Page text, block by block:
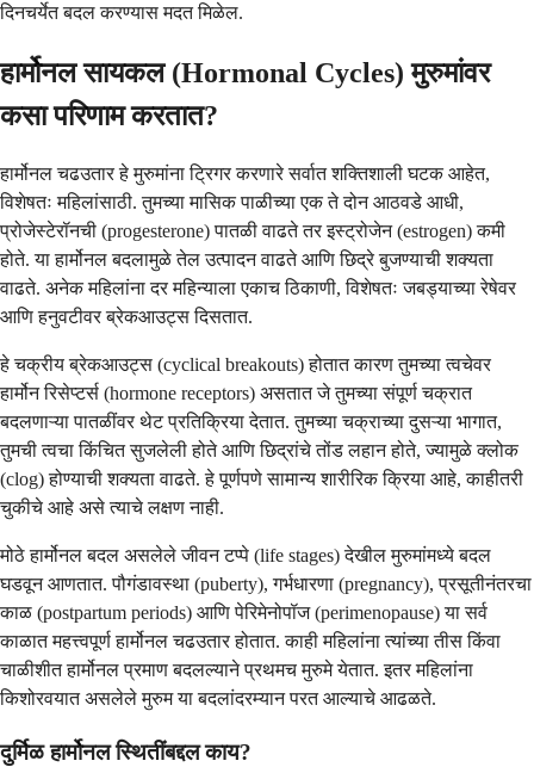
दिनचर्येत बदल करण्यास मदत मिळेल.
हार्मोनल सायकल (Hormonal Cycles) मुरुमांवर
कसा परिणाम करतात?
हार्मोनल चढउतार हे मुरुमांना ट्रिगर करणारे सर्वात शक्तिशाली घटक आहेत,
विशेषतः महिलांसाठी. तुमच्या मासिक पाळीच्या एक ते दोन आठवडे आधी,
प्रोजेस्टेरॉनची (progesterone) पातळी वाढते तर इस्ट्रोजेन (estrogen) कमी
होते. या हार्मोनल बदलामुळे तेल उत्पादन वाढते आणि छिद्रे बुजण्याची शक्यता
वाढते. अनेक महिलांना दर महिन्याला एकाच ठिकाणी, विशेषतः जबड्याच्या रेषेवर
आणि हनुवटीवर ब्रेकआउट्स दिसतात.
हे चक्रीय ब्रेकआउट्स (cyclical breakouts) होतात कारण तुमच्या त्वचेवर
हार्मोन रिसेप्टर्स (hormone receptors) असतात जे तुमच्या संपूर्ण चक्रात
बदलणाऱ्या पातळींवर थेट प्रतिक्रिया देतात. तुमच्या चक्राच्या दुसऱ्या भागात,
तुमची त्वचा किंचित सुजलेली होते आणि छिद्रांचे तोंड लहान होते, ज्यामुळे क्लोक
(clog) होण्याची शक्यता वाढते. हे पूर्णपणे सामान्य शारीरिक क्रिया आहे, काहीतरी
चुकीचे आहे असे त्याचे लक्षण नाही.
मोठे हार्मोनल बदल असलेले जीवन टप्पे (life stages) देखील मुरुमांमध्ये बदल
घडवून आणतात. पौगंडावस्था (puberty), गर्भधारणा (pregnancy), प्रसूतीनंतरचा
काळ (postpartum periods) आणि पेरिमेनोपॉज (perimenopause) या सर्व
काळात महत्त्वपूर्ण हार्मोनल चढउतार होतात. काही महिलांना त्यांच्या तीस किंवा
चाळीशीत हार्मोनल प्रमाण बदलल्याने प्रथमच मुरुमे येतात. इतर महिलांना
किशोरवयात असलेले मुरुम या बदलांदरम्यान परत आल्याचे आढळते.
दुर्मिळ हार्मोनल स्थितींबद्दल काय?